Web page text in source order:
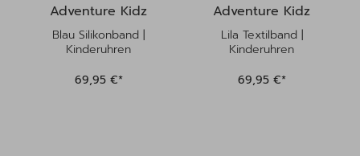
Adventure Kidz
Blau Silikonband |
Kinderuhren
69,95 €*
Adventure Kidz
Lila Textilband |
Kinderuhren
69,95 €*